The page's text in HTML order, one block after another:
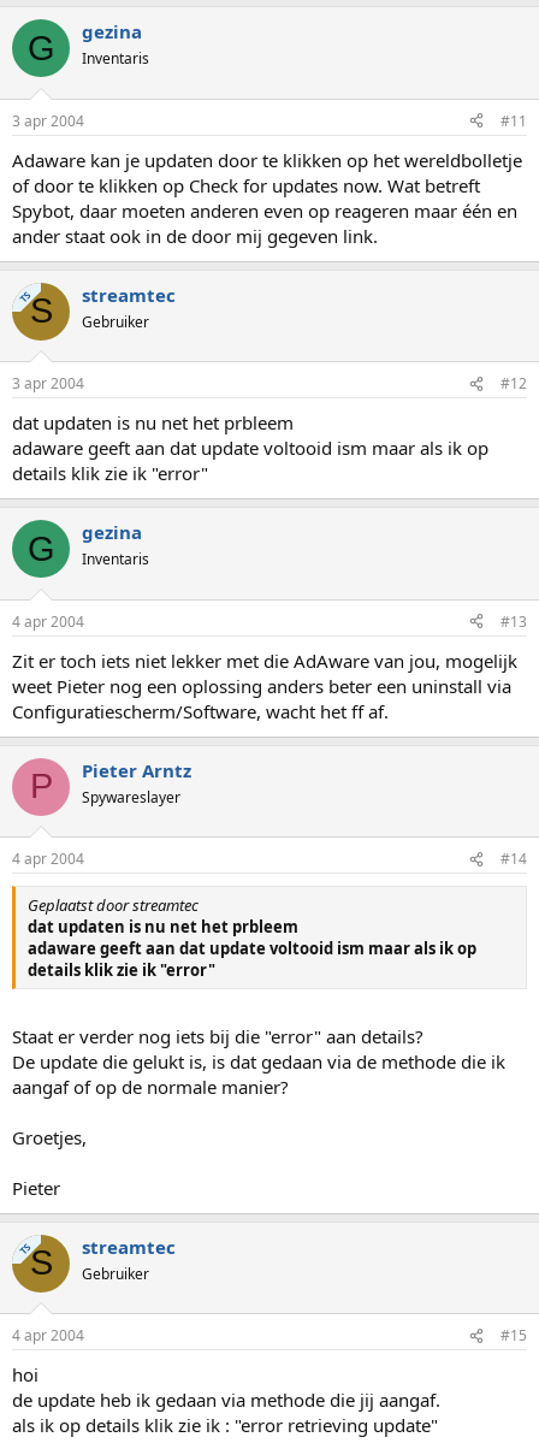
G gezina
Inventaris
3 apr 2004 #11
Adaware kan je updaten door te klikken op het wereldbolletje
of door te klikken op Check for updates now. Wat betreft
Spybot, daar moeten anderen even op reageren maar één en
ander staat ook in de door mij gegeven link.
TSS streamtec
Gebruiker
3 apr 2004 #12
dat updaten is nu net het prbleem
adaware geeft aan dat update voltooid ism maar als ik op
details klik zie ik "error"
G gezina
Inventaris
4 apr 2004 #13
Zit er toch iets niet lekker met die AdAware van jou, mogelijk
weet Pieter nog een oplossing anders beter een uninstall via
Configuratiescherm/Software, wacht het ff af.
P Pieter Arntz
Spywareslayer
4 apr 2004 #14
Geplaatst door streamtec
dat updaten is nu net het prbleem
adaware geeft aan dat update voltooid ism maar als ik op
details klik zie ik "error"
Staat er verder nog iets bij die "error" aan details?
De update die gelukt is, is dat gedaan via de methode die ik
aangaf of op de normale manier?
Groetjes,
Pieter
TSS streamtec
Gebruiker
4 apr 2004 #15
hoi
de update heb ik gedaan via methode die jij aangaf.
als ik op details klik zie ik : "error retrieving update"